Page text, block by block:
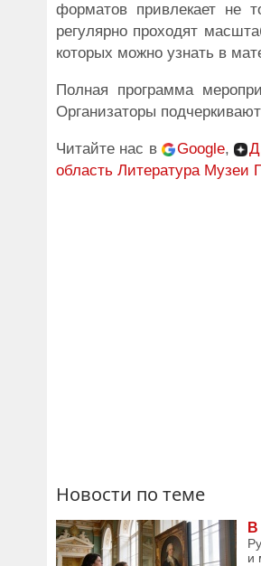
форматов привлекает не
регулярно проходят
которых можно узнать в
Полная программа
Организаторы
Читайте нас в Google,
область Литература Музеи
Новости по теме
и